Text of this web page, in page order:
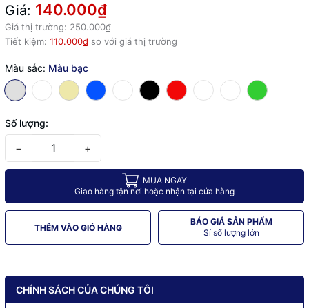
Giá: 140.000₫
Giá thị trường: 250.000₫
Tiết kiệm: 110.000₫ so với giá thị trường
Màu sắc: Màu bạc
Số lượng:
− +
MUA NGAY
Giao hàng tận nơi hoặc nhận tại cửa hàng
THÊM VÀO GIỎ HÀNG
BÁO GIÁ SẢN PHẨM
Sỉ số lượng lớn
CHÍNH SÁCH CỦA CHÚNG TÔI